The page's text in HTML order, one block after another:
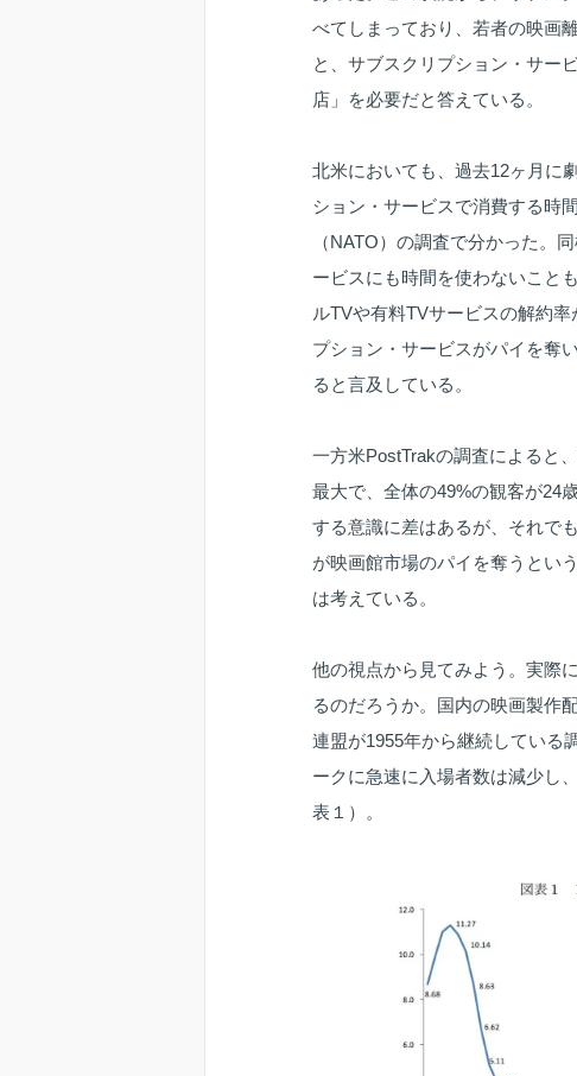
べてしまっており、若者の映画
と、サブスクリプション・サー
店」を必要だと答えている。
北米においても、過去12ヶ月に
ション・サービスで消費する時
（NATO）の調査で分かった。
ービスにも時間を使わないこと
ルTVや有料TVサービスの解約
プション・サービスがパイを奪
ると言及している。
一方米PostTrakの調査によると
最大で、全体の49%の観客が24
する意識に差はあるが、それで
が映画館市場のパイを奪うとい
は考えている。
他の視点から見てみよう。実際
るのだろうか。国内の映画製作
連盟が1955年から継続している
ークに急速に入場者数は減少し
表１）。